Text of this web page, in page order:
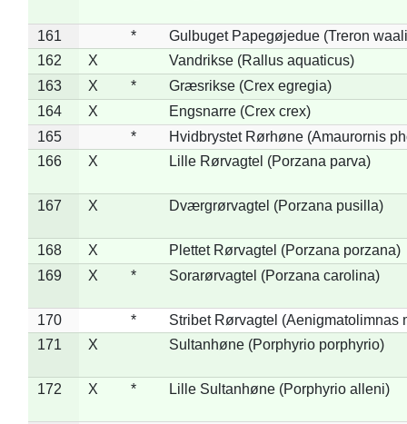
161 *
Gulbuget Papegøjedue (Treron
162
X
Vandrikse (Rallus aquaticus)
163
X *
Græsrikse (Crex egregia)
164
X
Engsnarre (Crex crex)
165
*
Hvidbrystet Rørhøne (Amaurornis
166
X Lille Rørvagtel (Porzana parva)
167 X Dværgrørvagtel (Porzana pusilla)
168 X
Plettet Rørvagtel (Porzana porzana)
169
X * Sorarørvagtel (Porzana carolina)
170 *
Stribet Rørvagtel (Aenigmatolimnas
171
X Sultanhøne (Porphyrio porphyrio)
172 X * Lille Sultanhøne (Porphyrio alleni)